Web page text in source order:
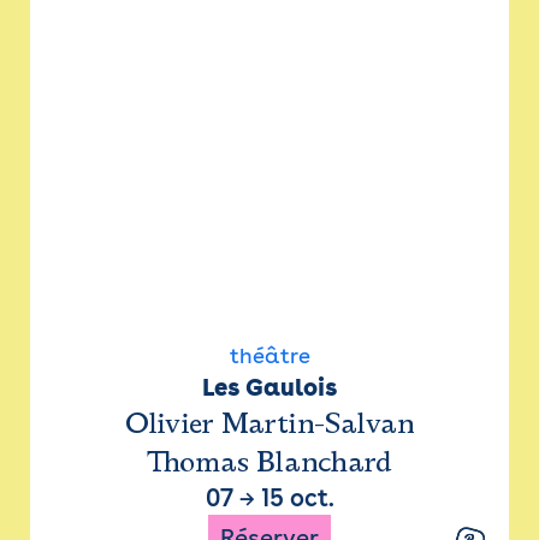
théâtre
Les Gaulois
Olivier Martin-Salvan
Thomas Blanchard
07→ 15 oct.